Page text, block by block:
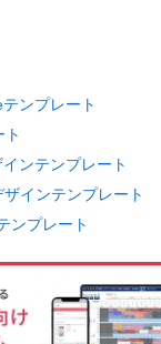
ンプレート
ンテンプレート
インテンプレート
ンプレート